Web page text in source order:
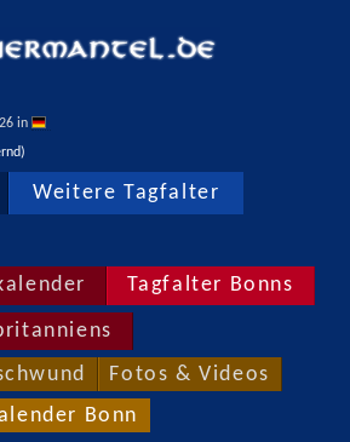
in
Weitere Tagfalter
Tagfalter Bonns
Fotos & Videos
Bonn